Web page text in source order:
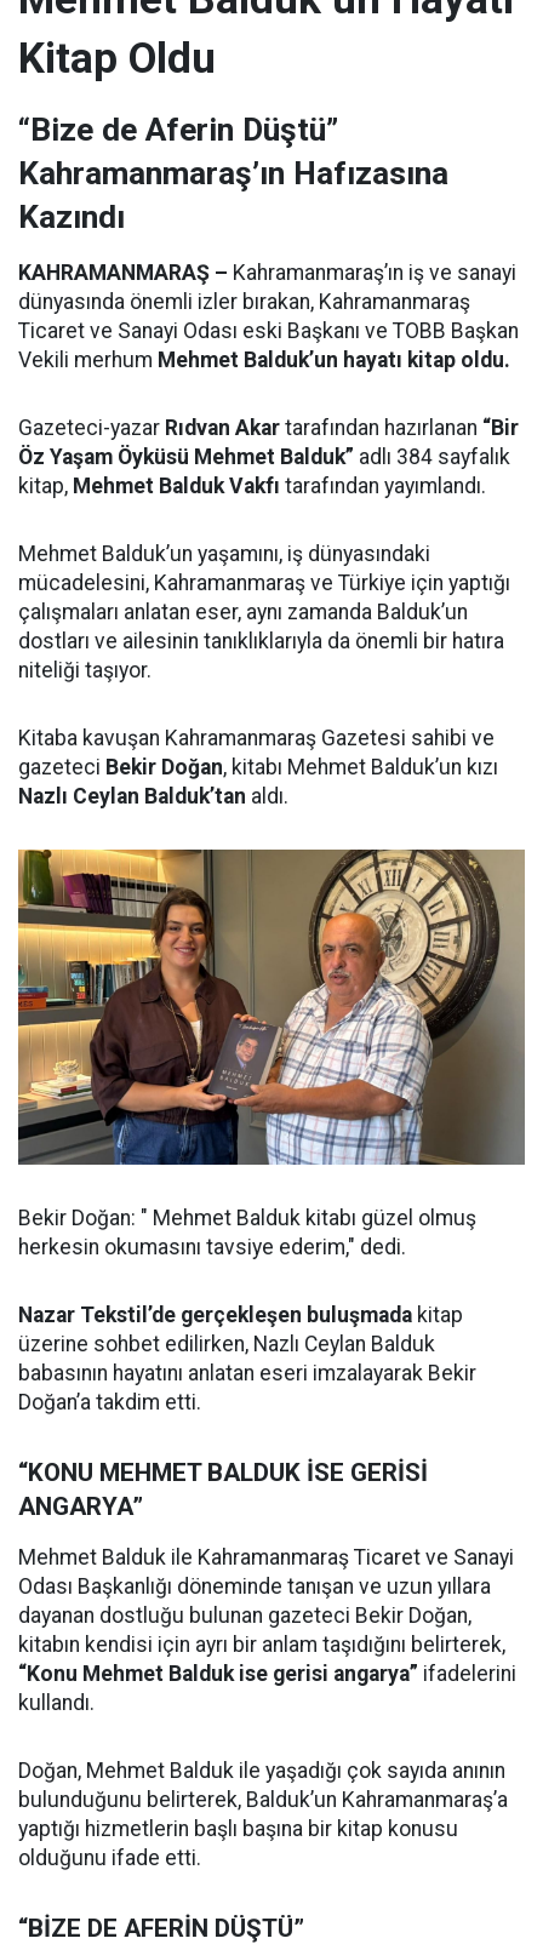
Kitap Oldu
“Bize de Aferin Düştü”
Kahramanmaraş’ın Hafızasına
Kazındı
KAHRAMANMARAŞ – Kahramanmaraş’ın iş ve sanayi
dünyasında önemli izler bırakan, Kahramanmaraş
Ticaret ve Sanayi Odası eski Başkanı ve TOBB Başkan
Vekili merhum Mehmet Balduk’un hayatı kitap oldu.
Gazeteci-yazar Rıdvan Akar tarafından hazırlanan “Bir
Öz Yaşam Öyküsü Mehmet Balduk” adlı 384 sayfalık
kitap, Mehmet Balduk Vakfı tarafından yayımlandı.
Mehmet Balduk’un yaşamını, iş dünyasındaki
mücadelesini, Kahramanmaraş ve Türkiye için yaptığı
çalışmaları anlatan eser, aynı zamanda Balduk’un
dostları ve ailesinin tanıklıklarıyla da önemli bir hatıra
niteliği taşıyor.
Kitaba kavuşan Kahramanmaraş Gazetesi sahibi ve
gazeteci Bekir Doğan, kitabı Mehmet Balduk’un kızı
Nazlı Ceylan Balduk’tan aldı.
Bekir Doğan: " Mehmet Balduk kitabı güzel olmuş
herkesin okumasını tavsiye ederim," dedi.
Nazar Tekstil’de gerçekleşen buluşmada kitap
üzerine sohbet edilirken, Nazlı Ceylan Balduk
babasının hayatını anlatan eseri imzalayarak Bekir
Doğan’a takdim etti.
“KONU MEHMET BALDUK İSE GERİSİ
ANGARYA”
Mehmet Balduk ile Kahramanmaraş Ticaret ve Sanayi
Odası Başkanlığı döneminde tanışan ve uzun yıllara
dayanan dostluğu bulunan gazeteci Bekir Doğan,
kitabın kendisi için ayrı bir anlam taşıdığını belirterek,
“Konu Mehmet Balduk ise gerisi angarya” ifadelerini
kullandı.
Doğan, Mehmet Balduk ile yaşadığı çok sayıda anının
bulunduğunu belirterek, Balduk’un Kahramanmaraş’a
yaptığı hizmetlerin başlı başına bir kitap konusu
olduğunu ifade etti.
“BİZE DE AFERİN DÜŞTÜ”